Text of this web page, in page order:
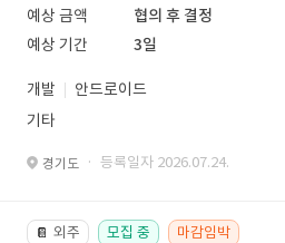
예상 금액
협의 후 결정
예상 기간
3일
개발
안드로이드
기타
경기도 · 등록일자 2026.07.24.
📔 외주 모집 중 마감임박